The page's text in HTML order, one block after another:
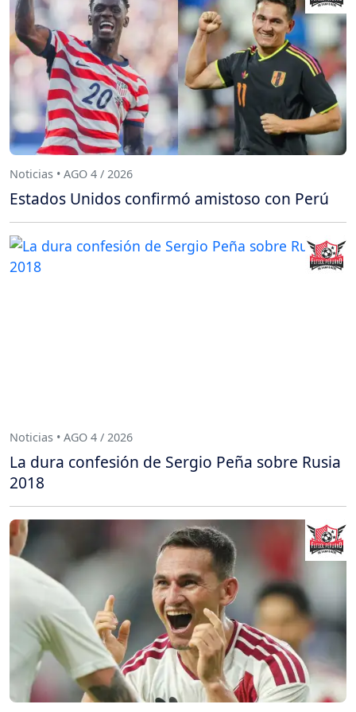
Noticias • AGO 4 / 2026
Estados Unidos confirmó amistoso con Perú
Noticias • AGO 4 / 2026
La dura confesión de Sergio Peña sobre Rusia
2018